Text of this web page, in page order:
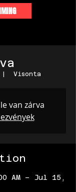
|
Visonta
van zárva
AM – Jul 15,